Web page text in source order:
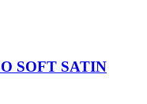
SOFT SATIN